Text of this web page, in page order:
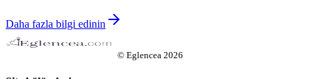
Daha fazla bilgi edinin
© Eglencea 2026